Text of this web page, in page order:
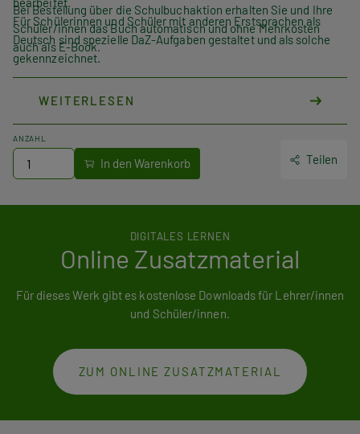
Für Schülerinnen und Schüler mit anderen Erstsprachen als
Deutsch sind spezielle DaZ-Aufgaben gestaltet und als solche
gekennzeichnet.
Bei Bestellung über die Schulbuchaktion erhalten Sie und Ihre
Schüler/innen das Buch automatisch und ohne Mehrkosten
auch als E-Book.
WEITERLESEN
ANZAHL
Teilen
DIGITALES LERNEN
Online Zusatzmaterial
Für dieses Werk gibt es kostenlose Downloads für Lehrer/innen
und Schüler/innen.
ZUM ONLINE ZUSATZMATERIAL